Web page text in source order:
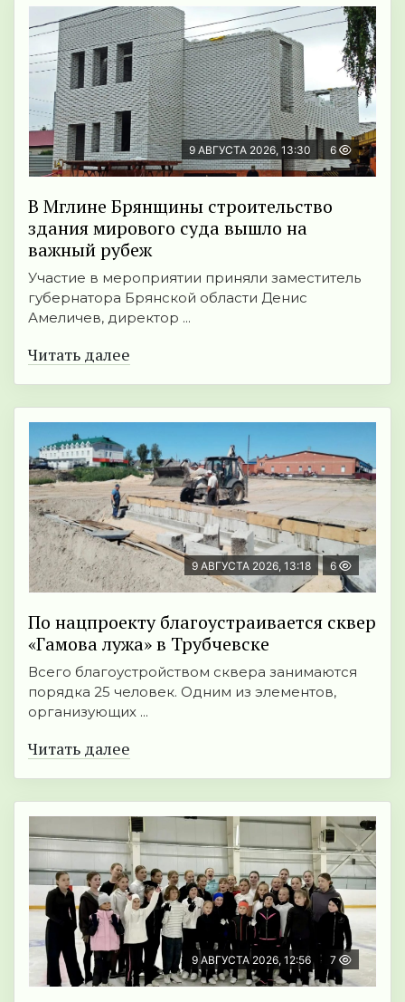
9 АВГУСТА 2026, 13:30 6
В Мглине Брянщины строительство
здания мирового суда вышло на
важный рубеж
Участие в мероприятии приняли заместитель
губернатора Брянской области Денис
Амеличев, директор ...
Читать далее
9 АВГУСТА 2026, 13:18 6
По нацпроекту благоустраивается сквер
«Гамова лужа» в Трубчевске
Всего благоустройством сквера занимаются
порядка 25 человек. Одним из элементов,
организующих ...
Читать далее
9 АВГУСТА 2026, 12:56 7